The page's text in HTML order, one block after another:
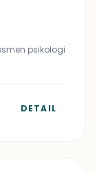
psikologi
DETAIL